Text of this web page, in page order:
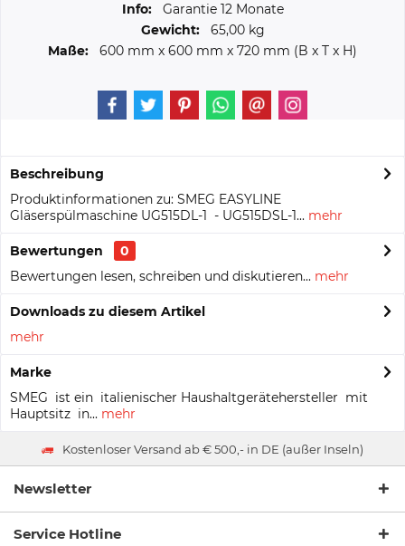
Info:
Garantie 12 Monate
Gewicht:
65,00 kg
Maße:
600 mm x 600 mm x 720 mm (B x T x H)
Beschreibung
Produktinformationen zu: SMEG EASYLINE
Gläserspülmaschine UG515DL-1 - UG515DSL-1... mehr
Bewertungen
0
Bewertungen lesen, schreiben und diskutieren... mehr
Downloads zu diesem Artikel
mehr
Marke
SMEG ist ein italienischer Haushaltgerätehersteller mit
Hauptsitz in... mehr
Kostenloser Versand ab € 500,- in DE (außer Inseln)
Newsletter
Service Hotline